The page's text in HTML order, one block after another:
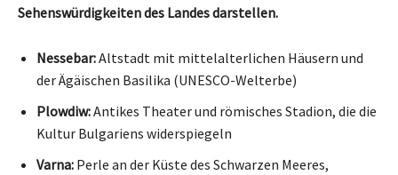
Sehenswürdigkeiten des Landes darstellen.
Nessebar:Altstadt mit mittelalterlichen Häusern und
der Ägäischen Basilika (UNESCO-Welterbe)
Plowdiw:Antikes Theater und römisches Stadion, die die
Kultur Bulgariens widerspiegeln
Varna: Perle an der Küste des Schwarzen Meeres,